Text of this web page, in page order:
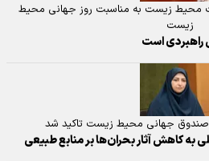
محیط زیست به مناسبت روز جهانی محیط
زیست
است
جهانی محیط زیست تاکید شد
به کاهش آثار بحران‌ها بر منابع طبیعی